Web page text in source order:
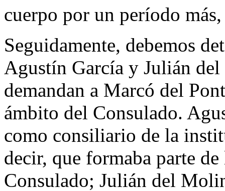
cuerpo por un período
Seguidamente, debemos
Agustín García y Julián
demandan a Marcó del
ámbito del Consulado.
como consiliario de la
decir, que formaba parte
Consulado; Julián del